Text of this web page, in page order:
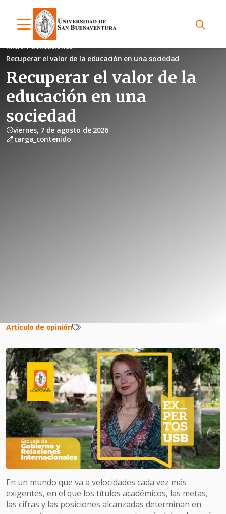
Inicio Publicaciones
Recuperar el valor de la educación en una sociedad
Recuperar el valor de la
educación en una
sociedad
viernes, 7 de agosto de 2026
carga_contenido
Artículo de opinión
En un mundo que va a velocidades cada vez más
exigentes, en el que los títulos académicos, las metas,
las cifras y las posiciones alcanzadas determinan en